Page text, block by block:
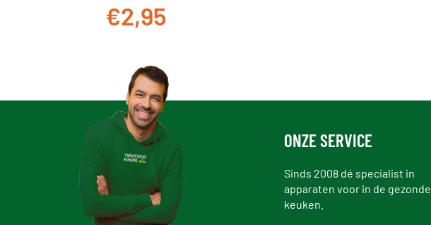
€2,95
ONZE SERVICE
Sinds 2008 dé specialist in
apparaten voor in de gezonde
keuken.